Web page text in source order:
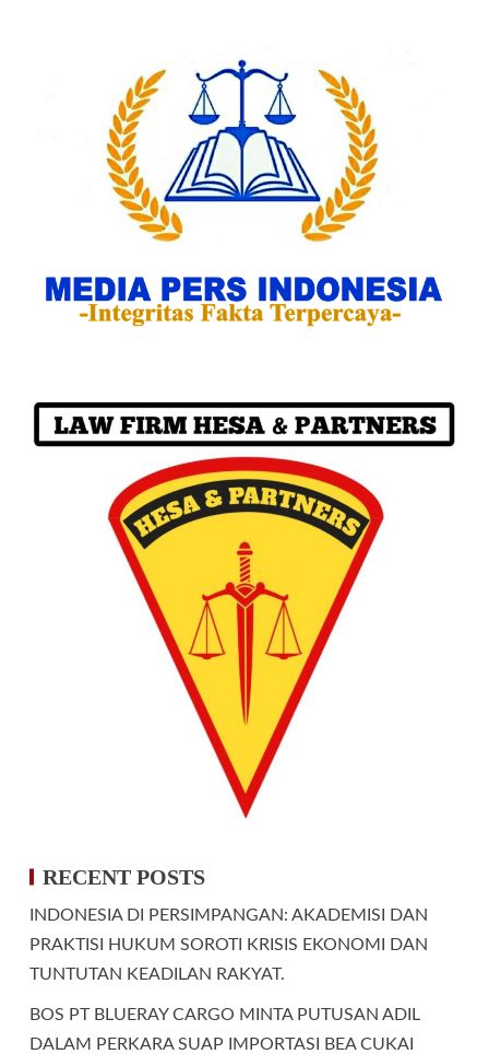
RECENT POSTS
INDONESIA DI PERSIMPANGAN: AKADEMISI DAN
PRAKTISI HUKUM SOROTI KRISIS EKONOMI DAN
TUNTUTAN KEADILAN RAKYAT.
BOS PT BLUERAY CARGO MINTA PUTUSAN ADIL
DALAM PERKARA SUAP IMPORTASI BEA CUKAI